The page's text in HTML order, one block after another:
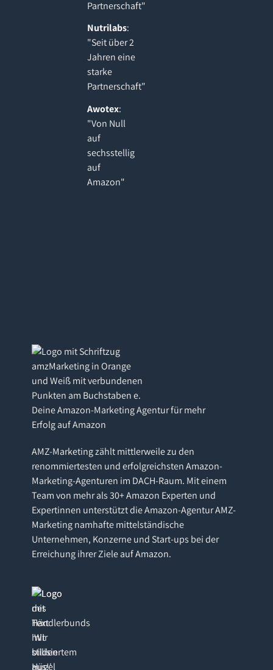
Partnerschaft"
Nutrilabs:
"Seit über 2
Jahren eine
starke
Partnerschaft"
Awotex:
"Von Null
auf
sechsstellig
auf
Amazon"
Deine Amazon-Marketing Agentur für mehr
Erfolg auf Amazon
AMZ-Marketing zählt mittlerweile zu den
renommiertesten und erfolgreichsten Amazon-
Marketing-Agenturen im DACH-Raum. Mit einem
Team von mehr als 30+ Amazon Experten und
Expertinnen unterstützt die Amazon-Agentur AMZ-
Marketing namhafte mittelständische
Unternehmen, Konzerne und Start-ups bei der
Erreichung ihrer Ziele auf Amazon.